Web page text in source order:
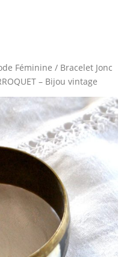
Féminine / Bracelet Jonc
– Bijou vintage